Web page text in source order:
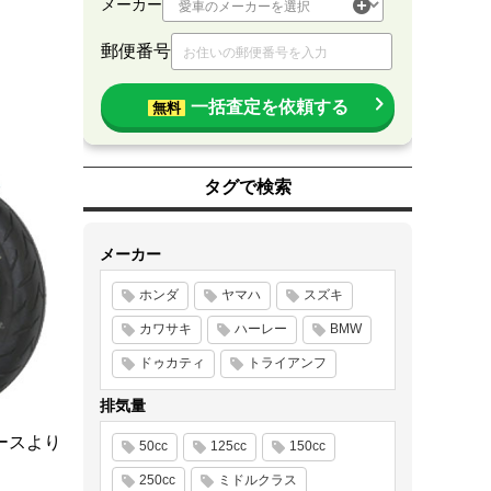
スより
メーカー
郵便番号
無料 一括査定を依頼する
タグで検索
メーカー
ホンダ ヤマハ スズキ
カワサキ ハーレー BMW
ドゥカティ トライアンフ
排気量
50cc 125cc 150cc
250cc ミドルクラス